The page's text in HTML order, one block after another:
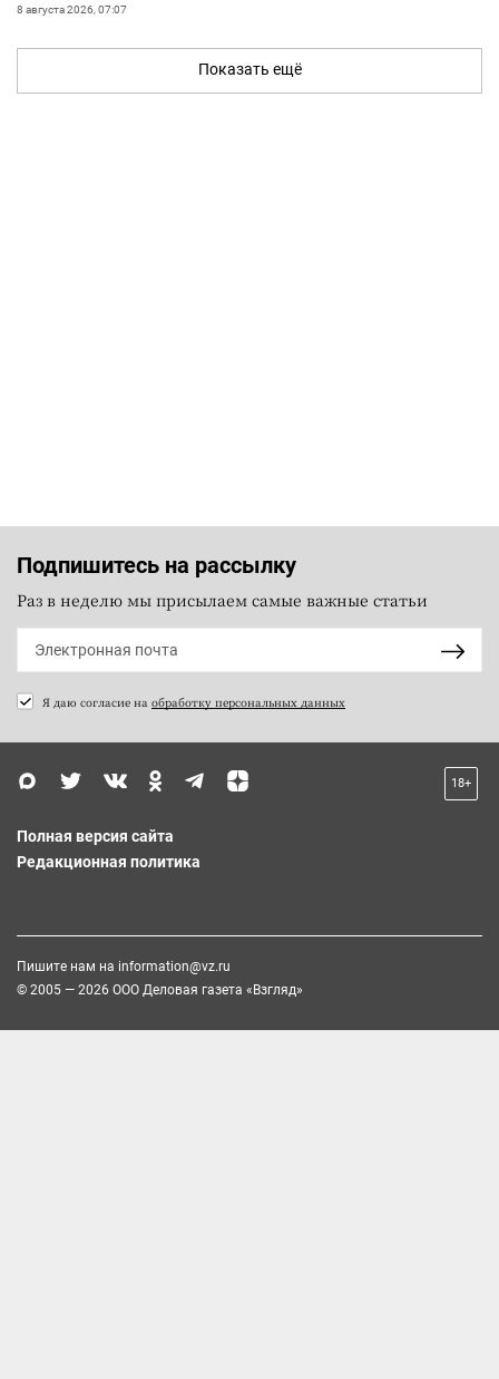
8 августа 2026, 07:07
Показать ещё
Подпишитесь на рассылку
Раз в неделю мы присылаем самые важные статьи
Я даю согласие на обработку персональных данных
18+
Полная версия сайта
Редакционная политика
Пишите нам на information@vz.ru
© 2005 — 2026 ООО Деловая газета «Взгляд»